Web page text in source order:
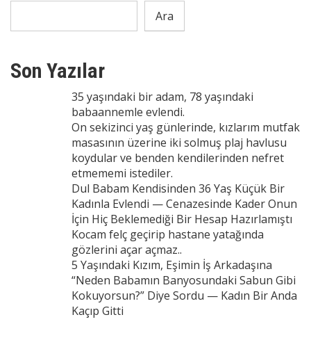
Ara
Son Yazılar
35 yaşındaki bir adam, 78 yaşındaki
babaannemle evlendi.
On sekizinci yaş günlerinde, kızlarım mutfak
masasının üzerine iki solmuş plaj havlusu
koydular ve benden kendilerinden nefret
etmememi istediler.
Dul Babam Kendisinden 36 Yaş Küçük Bir
Kadınla Evlendi — Cenazesinde Kader Onun
İçin Hiç Beklemediği Bir Hesap Hazırlamıştı
Kocam felç geçirip hastane yatağında
gözlerini açar açmaz..
5 Yaşındaki Kızım, Eşimin İş Arkadaşına
“Neden Babamın Banyosundaki Sabun Gibi
Kokuyorsun?” Diye Sordu — Kadın Bir Anda
Kaçıp Gitti